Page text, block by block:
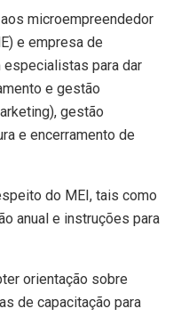
microempreendedor
e empresa de
especialistas para dar
e gestão
gestão
e encerramento de
do MEI, tais como
anual e instruções para
orientação sobre
de capacitação para